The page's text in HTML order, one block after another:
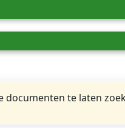
te laten